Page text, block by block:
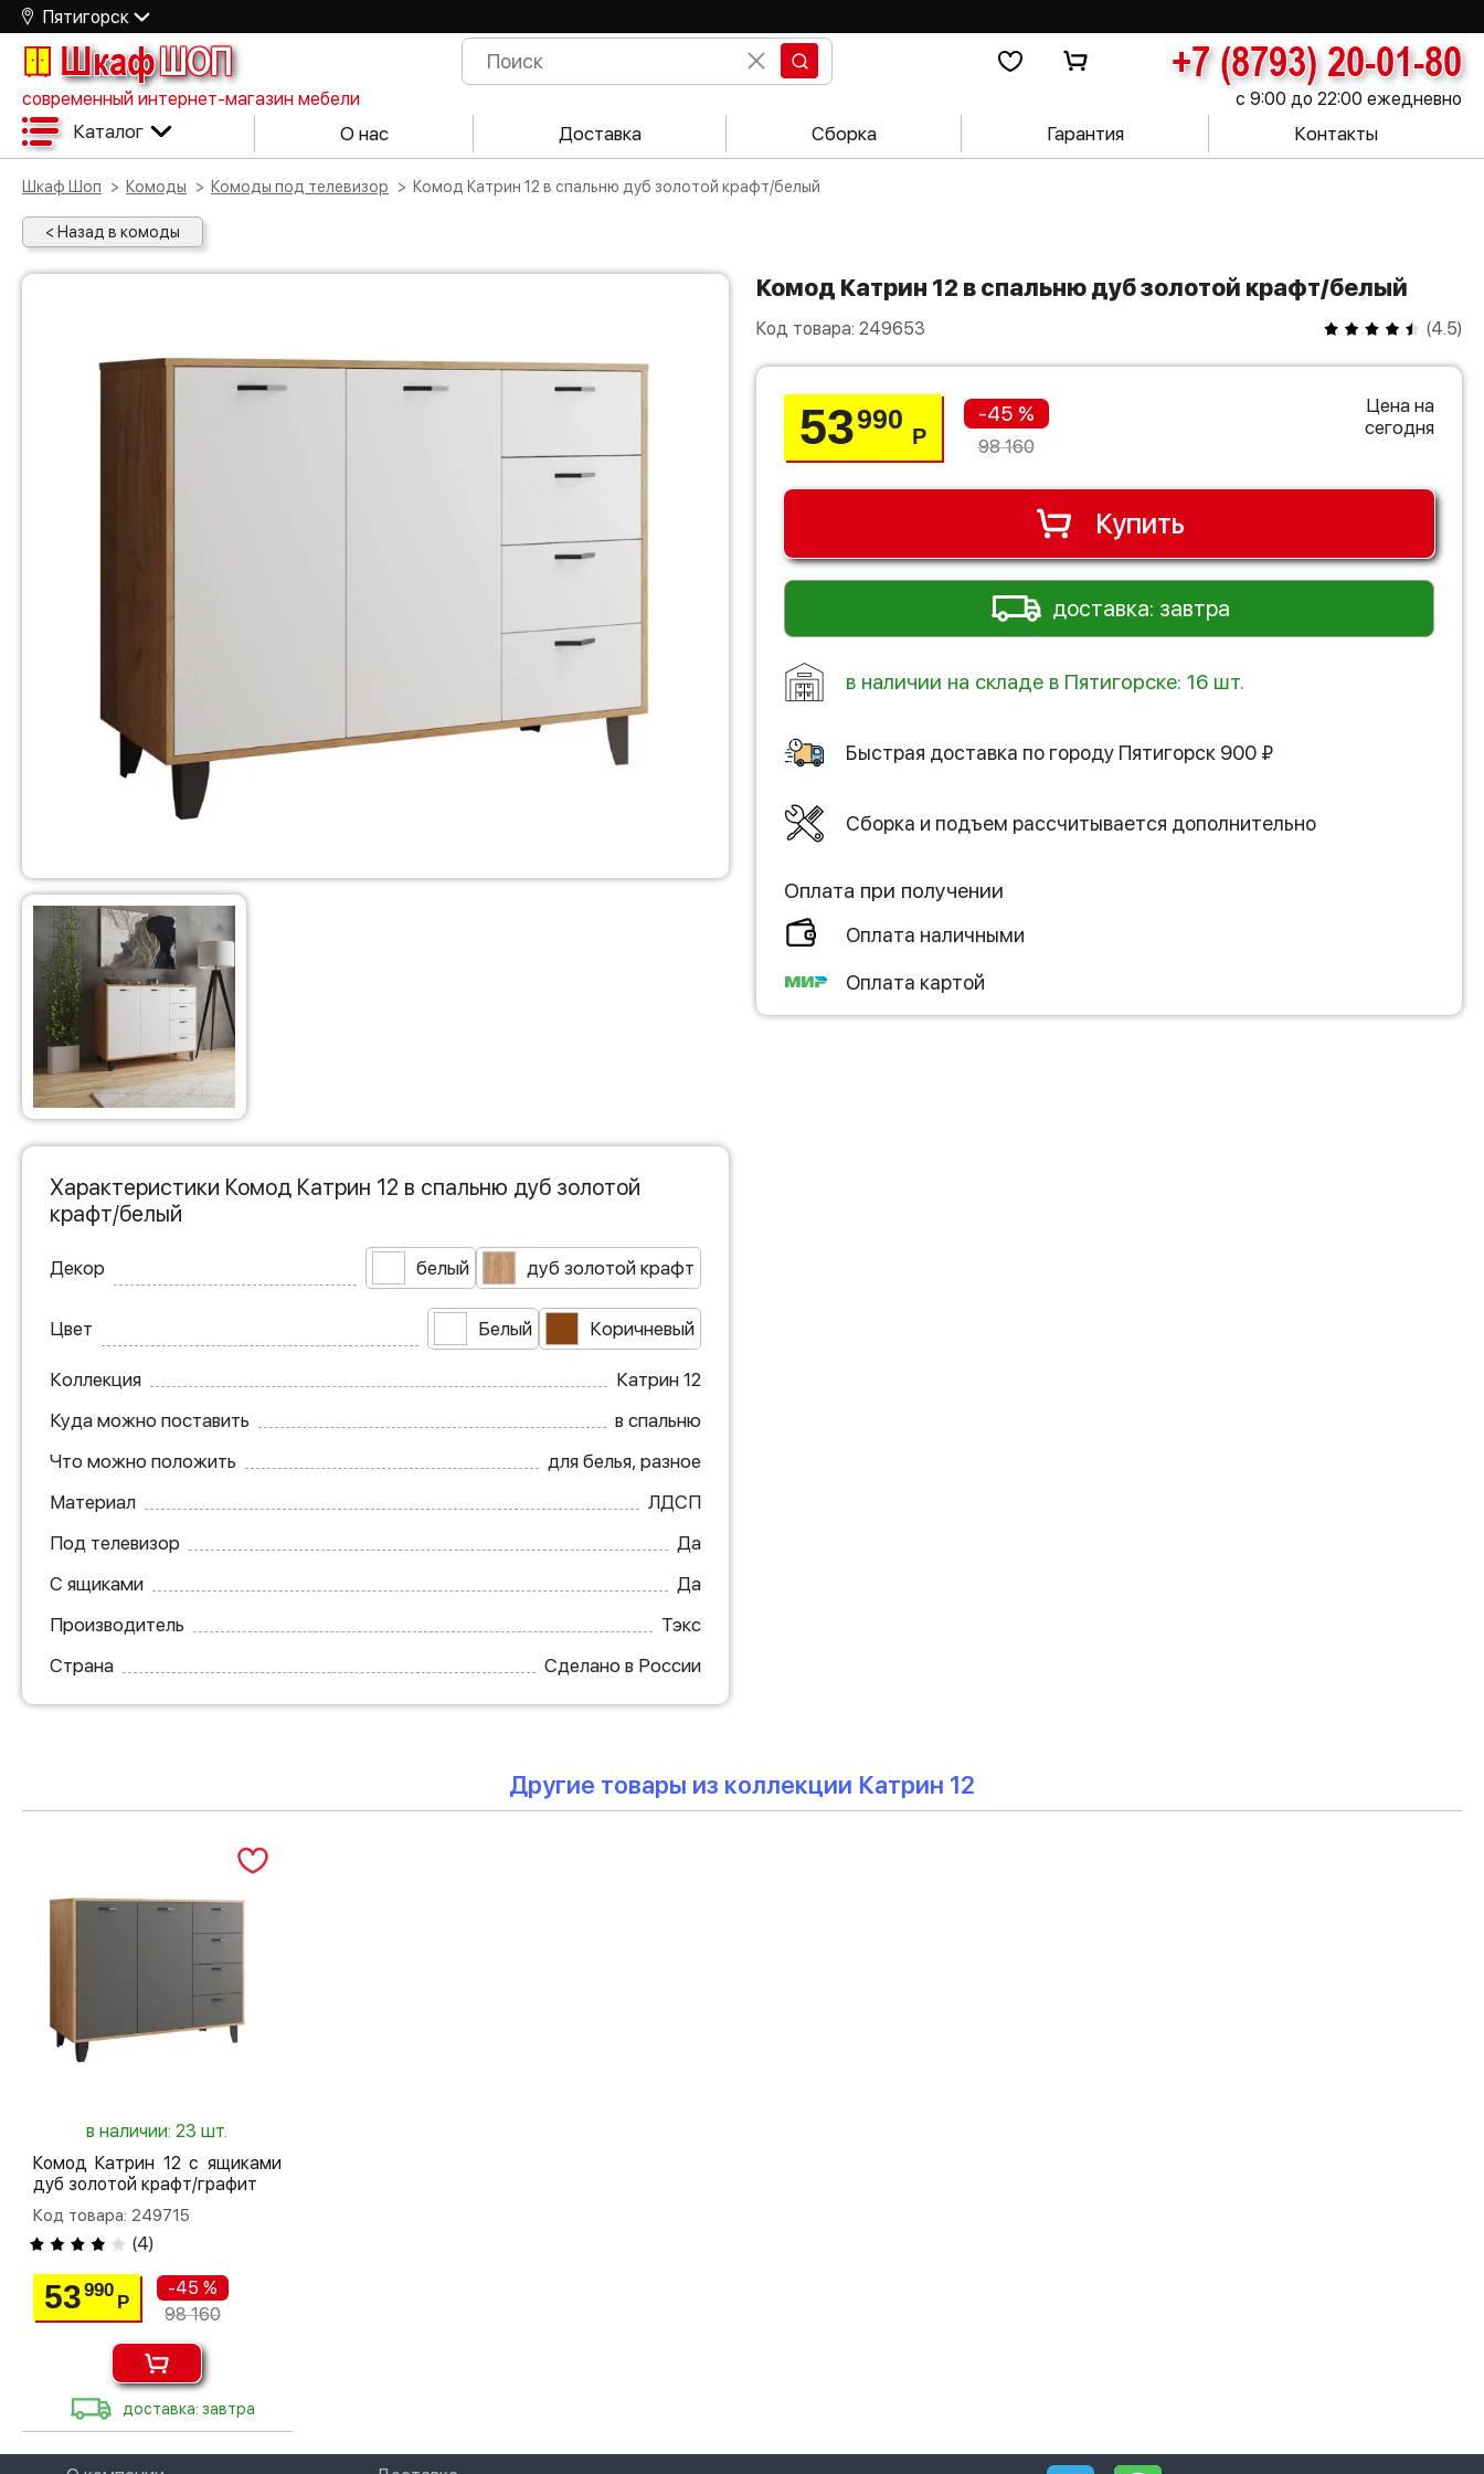
Пятигорск
ШкафШОП +7 (8793) 20-01-80
современный интернет-магазин мебели с 9:00 до 22:00 ежедневно
Каталог О нас Доставка Сборка Гарантия Контакты
Шкаф Шоп Комоды Комоды под телевизор Комод Катрин 12 в спальню дуб золотой крафт/белый
< Назад в комоды
Комод Катрин 12 в спальню дуб золотой крафт/белый
Код товара: 249653 (4.5)
53990
Р
-45 %
98 160
Цена на
сегодня
Купить
доставка: завтра
в наличии на складе в Пятигорске: 16 шт.
Быстрая доставка по городу Пятигорск 900 ₽
Сборка и подъем рассчитывается дополнительно
Оплата при получении
Оплата наличными
Оплата картой
Характеристики Комод Катрин 12 в спальню дуб золотой
крафт/белый
Декор белый дуб золотой крафт
Цвет Белый Коричневый
Коллекция
Катрин 12
Куда можно поставить
в спальню
Что можно положить
для белья, разное
Материал
ЛДСП
Под телевизор
Да
С ящиками
Да
Производитель
Тэкс
Страна
Сделано в России
Другие товары из коллекции Катрин 12
в наличии: 23 шт.
Комод Катрин 12 с ящиками
дуб золотой крафт/графит
Код товара: 249715
(4)
53990
Р
-45 %
98 160
доставка: завтра